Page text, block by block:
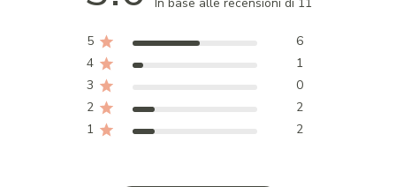
In base alle recensioni di 11
5
6
4
1
3
0
2
2
1
2